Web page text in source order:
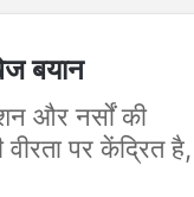
बयान
और नर्सों की
पर केंद्रित है,